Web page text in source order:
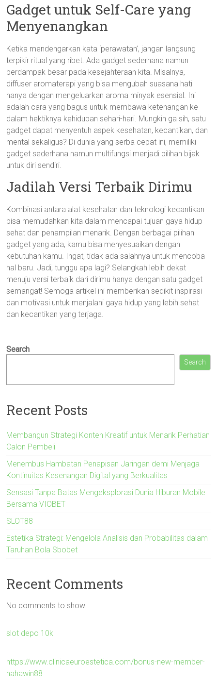
Gadget untuk Self-Care yang
Menyenangkan
Ketika mendengarkan kata ‘perawatan’, jangan langsung
terpikir ritual yang ribet. Ada gadget sederhana namun
berdampak besar pada kesejahteraan kita. Misalnya,
diffuser aromaterapi yang bisa mengubah suasana hati
hanya dengan mengeluarkan aroma minyak esensial. Ini
adalah cara yang bagus untuk membawa ketenangan ke
dalam hektiknya kehidupan sehari-hari. Mungkin ga sih, satu
gadget dapat menyentuh aspek kesehatan, kecantikan, dan
mental sekaligus? Di dunia yang serba cepat ini, memiliki
gadget sederhana namun multifungsi menjadi pilihan bijak
untuk diri sendiri.
Jadilah Versi Terbaik Dirimu
Kombinasi antara alat kesehatan dan teknologi kecantikan
bisa memudahkan kita dalam mencapai tujuan gaya hidup
sehat dan penampilan menarik. Dengan berbagai pilihan
gadget yang ada, kamu bisa menyesuaikan dengan
kebutuhan kamu. Ingat, tidak ada salahnya untuk mencoba
hal baru. Jadi, tunggu apa lagi? Selangkah lebih dekat
menuju versi terbaik dari dirimu hanya dengan satu gadget
semangat! Semoga artikel ini memberikan sedikit inspirasi
dan motivasi untuk menjalani gaya hidup yang lebih sehat
dan kecantikan yang terjaga.
Search
Search
Recent Posts
Membangun Strategi Konten Kreatif untuk Menarik Perhatian
Calon Pembeli
Menembus Hambatan Penapisan Jaringan demi Menjaga
Kontinuitas Kesenangan Digital yang Berkualitas
Sensasi Tanpa Batas Mengeksplorasi Dunia Hiburan Mobile
Bersama VIOBET
SLOT88
Estetika Strategi: Mengelola Analisis dan Probabilitas dalam
Taruhan Bola Sbobet
Recent Comments
No comments to show.
slot depo 10k
https://www.clinicaeuroestetica.com/bonus-new-member-
hahawin88